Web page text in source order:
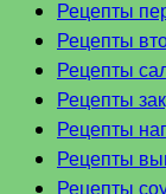
Рецепты
Рецепты
Рецепты
Рецепты
Рецепты
Рецепты